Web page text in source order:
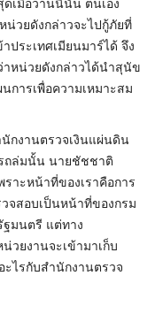
เมื่อวานนี้นั้น ตนเอง
น่วยดังกล่าวจะไปกู้ภัยที่
ประเทศเมียนมาร์ได้ จึง
าหน่วยดังกล่าวได้นำสุนัข
การเพื่อความเหมาะสม
กงานตรวจเงินแผ่นดิน
รถล่มนั้น นายชัชชาติ
าะหน้าที่ของเราคือการ
จสอบเป็นหน้าที่ของกรม
ฐมนตรี แต่ทาง
วยงานจะเข้ามาเก็บ
ไรกับสำนักงานตรวจ